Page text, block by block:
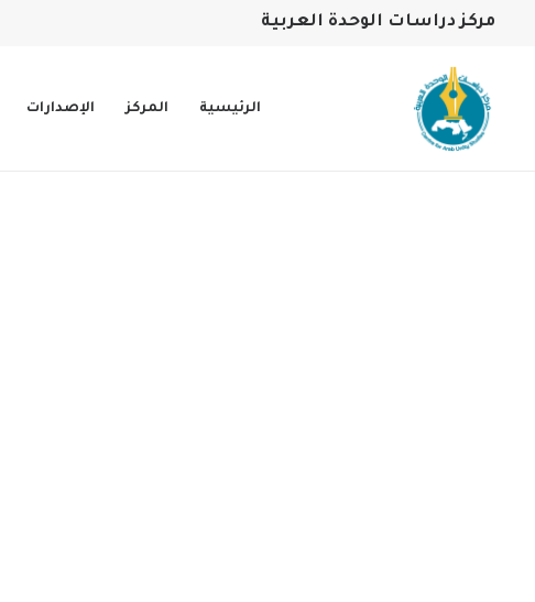
مركز دراسات الوحدة العربية
الرئيسية المركز الإصدارات